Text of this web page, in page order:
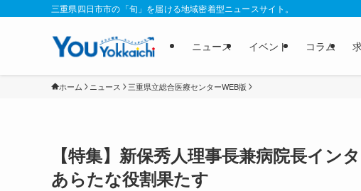
三重県四日市市の「旬」を届ける地域密着型ニュースサイト。
ニュース イベント コラム
ホーム ニュース 三重県立総合医療センターWEB版
【特集】新保秀人理事長兼病院長イ
あらたな役割果たす